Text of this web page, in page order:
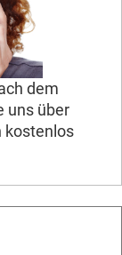
dem
uns über
kostenlos